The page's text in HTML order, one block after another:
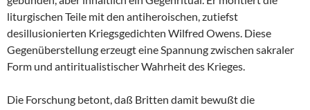
liturgischen Teile mit den antiheroischen, zutiefst
desillusionierten Kriegsgedichten Wilfred Owens. Diese
Gegenüberstellung erzeugt eine Spannung zwischen sakraler
Form und antiritualistischer Wahrheit des Krieges.
Die Forschung betont, daß Britten damit bewußt die